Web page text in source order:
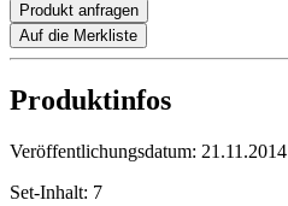
Produkt anfragen
Auf die Merkliste
Produktinfos
Veröffentlichungsdatum: 21.11.2014
Set-Inhalt: 7